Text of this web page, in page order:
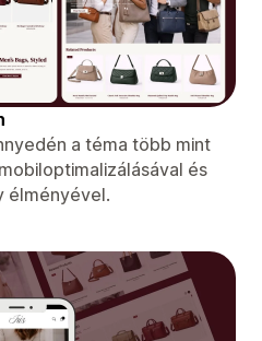
a téma több mint
és
élményével.